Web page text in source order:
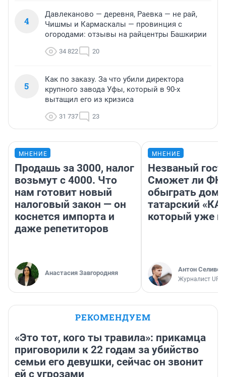
4
Давлеканово — деревня, Раевка — не рай,
Чишмы и Кармаскалы — провинция с
огородами: отзывы на райцентры Башкирии
34 822 20
5
Как по заказу. За что убили директора
крупного завода Уфы, который в 90-х
вытащил его из кризиса
31 737 23
МНЕНИЕ
Продашь за 3000, налог
возьмут с 4000. Что
нам готовит новый
налоговый закон — он
коснется импорта и
даже репетиторов
Анастасия Завгородняя
МНЕНИЕ
Незваный
Сможет ли ФК
обыграть дома
татарский
который уже
Антон
Журналист
РЕКОМЕНДУЕМ
«Это тот, кого ты травила»: прикамца
приговорили к 22 годам за убийство
семьи его девушки, сейчас он звонит
ей с угрозами